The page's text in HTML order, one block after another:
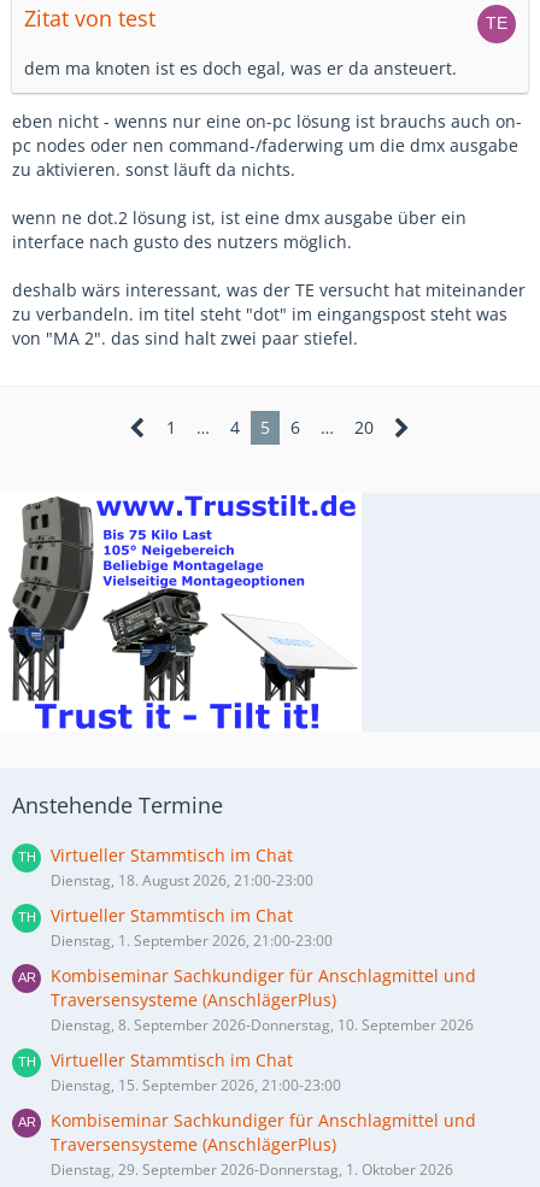
Zitat von test
dem ma knoten ist es doch egal, was er da ansteuert.
eben nicht - wenns nur eine on-pc lösung ist brauchs auch on-
pc nodes oder nen command-/faderwing um die dmx ausgabe
zu aktivieren. sonst läuft da nichts.
wenn ne dot.2 lösung ist, ist eine dmx ausgabe über ein
interface nach gusto des nutzers möglich.
deshalb wärs interessant, was der TE versucht hat miteinander
zu verbandeln. im titel steht "dot" im eingangspost steht was
von "MA 2". das sind halt zwei paar stiefel.
1 … 4 5 6 … 20
Anstehende Termine
Virtueller Stammtisch im Chat
Dienstag, 18. August 2026, 21:00-23:00
Virtueller Stammtisch im Chat
Dienstag, 1. September 2026, 21:00-23:00
Kombiseminar Sachkundiger für Anschlagmittel und
Traversensysteme (AnschlägerPlus)
Dienstag, 8. September 2026-Donnerstag, 10. September 2026
Virtueller Stammtisch im Chat
Dienstag, 15. September 2026, 21:00-23:00
Kombiseminar Sachkundiger für Anschlagmittel und
Traversensysteme (AnschlägerPlus)
Dienstag, 29. September 2026-Donnerstag, 1. Oktober 2026